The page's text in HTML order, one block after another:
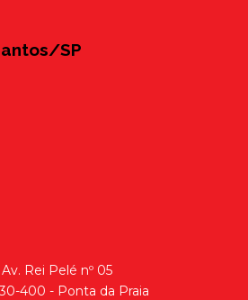
SP
Av. Rei Pelé nº 05
400 - Ponta da Praia